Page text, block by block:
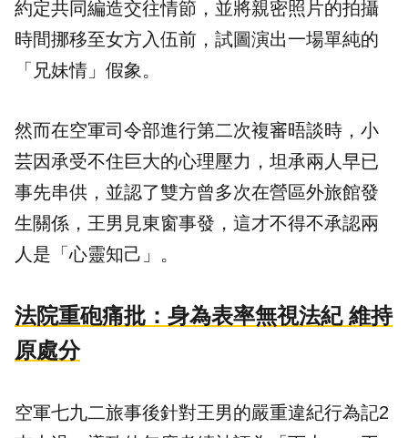
約定共同編造交往情節，並將親密照片的拍攝
時間挪移至女方入伍前，試圖演出一場單純的
「兄妹情」假象。
然而在空軍司令部進行第二次複審晤談時，小
芸因承受不住巨大的心理壓力，坦承兩人早已
事先串供，並認了雙方曾多次在營區外旅館發
生關係，王男見東窗事發，這才不得不承認兩
人是「心靈知己」。
法院重砲痛批：身為表率無視法紀 維持
原處分
空軍七九二旅事後針對王男的嚴重違紀行為記2